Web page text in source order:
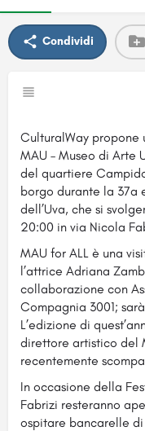
Condividi
CulturalWay propone
MAU – Museo di Arte
del quartiere
borgo durante la 37a
dell’Uva, che si
20:00 in via Nicola
MAU for ALL è una
l’attrice Adriana
collaborazione con
Compagnia 3001;
L’edizione di
direttore artistico del
recentemente
In occasione della
Fabrizi resteranno
ospitare bancarelle